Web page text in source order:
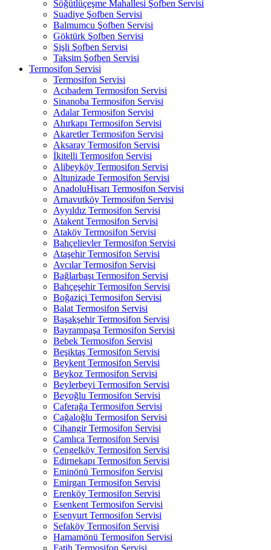
Söğütlüçeşme Mahallesi Şofben Servisi
Suadiye Şofben Servisi
Balmumcu Şofben Servisi
Göktürk Şofben Servisi
Şişli Şofben Servisi
Taksim Şofben Servisi
Termosifon Servisi
Termosifon Servisi
Acıbadem Termosifon Servisi
Sinanoba Termosifon Servisi
Adalar Termosifon Servisi
Ahırkapı Termosifon Servisi
Akaretler Termosifon Servisi
Aksaray Termosifon Servisi
İkitelli Termosifon Servisi
Alibeyköy Termosifon Servisi
Altunizade Termosifon Servisi
AnadoluHisarı Termosifon Servisi
Arnavutköy Termosifon Servisi
Ayyıldız Termosifon Servisi
Atakent Termosifon Servisi
Ataköy Termosifon Servisi
Bahçelievler Termosifon Servisi
Ataşehir Termosifon Servisi
Avcılar Termosifon Servisi
Bağlarbaşı Termosifon Servisi
Bahçeşehir Termosifon Servisi
Boğaziçi Termosifon Servisi
Balat Termosifon Servisi
Başakşehir Termosifon Servisi
Bayrampaşa Termosifon Servisi
Bebek Termosifon Servisi
Beşiktaş Termosifon Servisi
Beykent Termosifon Servisi
Beykoz Termosifon Servisi
Beylerbeyi Termosifon Servisi
Beyoğlu Termosifon Servisi
Caferağa Termosifon Servisi
Cağaloğlu Termosifon Servisi
Cihangir Termosifon Servisi
Çamlıca Termosifon Servisi
Çengelköy Termosifon Servisi
Edirnekapı Termosifon Servisi
Eminönü Termosifon Servisi
Emirgan Termosifon Servisi
Erenköy Termosifon Servisi
Esenkent Termosifon Servisi
Esenyurt Termosifon Servisi
Sefaköy Termosifon Servisi
Hamamönü Termosifon Servisi
Fatih Termosifon Servisi